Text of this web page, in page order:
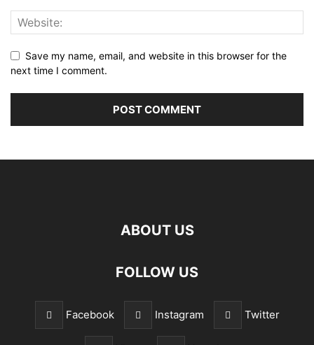
Save my name, email, and website in this browser for the
next time I comment.
ABOUT US
FOLLOW US
Facebook Instagram Twitter